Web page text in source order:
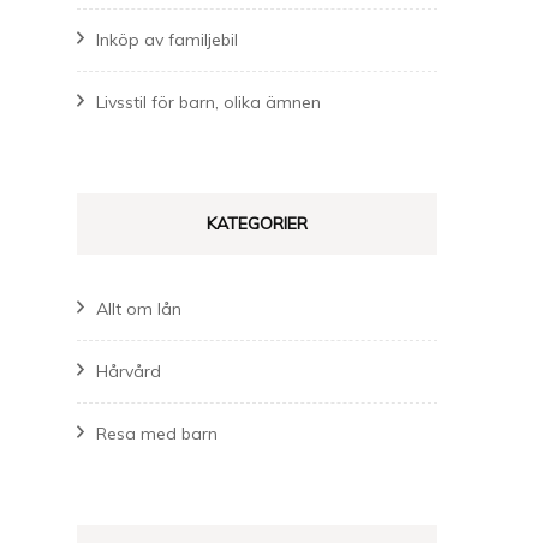
Inköp av familjebil
Livsstil för barn, olika ämnen
KATEGORIER
Allt om lån
Hårvård
Resa med barn